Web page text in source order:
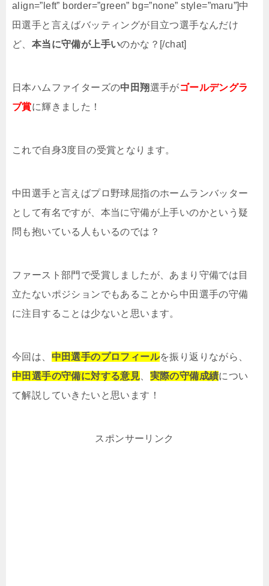
align=”left” border=”green” bg=”none” style=”maru”]中
田選手と言えばバッティングが目立つ選手なんだけ
ど、 本当に守備が上手いのかな？[/chat]
日本ハムファイターズの中田翔選手がゴールデングラ
ブ賞に輝きました！
これで自身3度目の受賞となります。
中田選手と言えばプロ野球屈指のホームランバッター
として有名ですが、本当に守備が上手いのかという疑
問も抱いている人もいるのでは？
ファースト部門で受賞しましたが、あまり守備では目
立たないポジションでもあることから中田選手の守備
に注目することは少ないと思います。
今回は、 中田選手のプロフィールを振り返りながら、
中田選手の守備に対する意見
実際の守備成績につい
て解説していきたいと思います！
スポンサーリンク